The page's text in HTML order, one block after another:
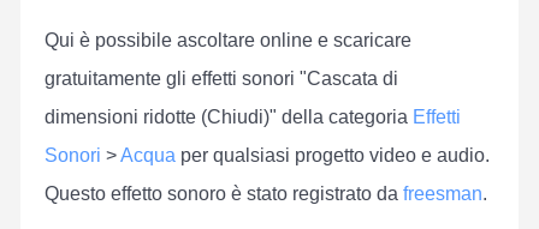
Qui è possibile ascoltare online e scaricare
gratuitamente gli effetti sonori "Cascata di
dimensioni ridotte (Chiudi)" della categoria Effetti
Sonori >Acqua per qualsiasi progetto video e audio.
Questo effetto sonoro è stato registrato da freesman.